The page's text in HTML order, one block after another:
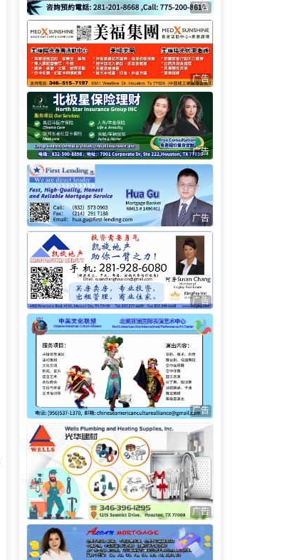
广告
广告
广告
广告
广告
广告
广告